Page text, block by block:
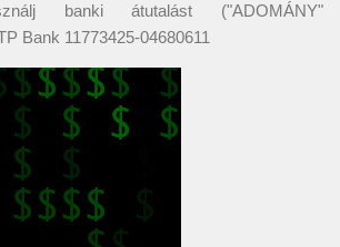
banki átutalást ("ADOMÁNY"
Bank 11773425-04680611